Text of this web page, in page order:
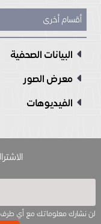
أقسام أخرى
البيانات الصحفية
معرض الصور
الفيديوهات
لن نشارك معلوماتك مع أي طرف